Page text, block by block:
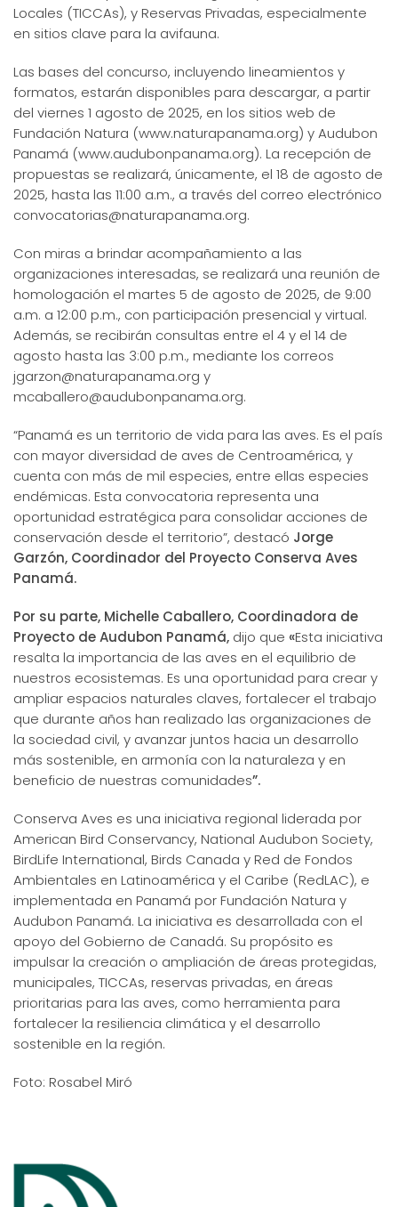
Locales (TICCAs), y Reservas Privadas, especialmente
en sitios clave para la avifauna.
Las bases del concurso, incluyendo lineamientos y
formatos, estarán disponibles para descargar, a partir
del viernes 1 agosto de 2025, en los sitios web de
Fundación Natura (www.naturapanama.org) y Audubon
Panamá (www.audubonpanama.org). La recepción de
propuestas se realizará, únicamente, el 18 de agosto de
2025, hasta las 11:00 a.m., a través del correo electrónico
convocatorias@naturapanama.org.
Con miras a brindar acompañamiento a las
organizaciones interesadas, se realizará una reunión de
homologación el martes 5 de agosto de 2025, de 9:00
a.m. a 12:00 p.m., con participación presencial y virtual.
Además, se recibirán consultas entre el 4 y el 14 de
agosto hasta las 3:00 p.m., mediante los correos
jgarzon@naturapanama.org y
mcaballero@audubonpanama.org.
“Panamá es un territorio de vida para las aves. Es el país
con mayor diversidad de aves de Centroamérica, y
cuenta con más de mil especies, entre ellas especies
endémicas. Esta convocatoria representa una
oportunidad estratégica para consolidar acciones de
conservación desde el territorio”, destacó Jorge
Garzón, Coordinador del Proyecto Conserva Aves
Panamá.
Por su parte, Michelle Caballero, Coordinadora de
Proyecto de Audubon Panamá, dijo que «Esta iniciativa
resalta la importancia de las aves en el equilibrio de
nuestros ecosistemas. Es una oportunidad para crear y
ampliar espacios naturales claves, fortalecer el trabajo
que durante años han realizado las organizaciones de
la sociedad civil, y avanzar juntos hacia un desarrollo
más sostenible, en armonía con la naturaleza y en
beneficio de nuestras comunidades”.
Conserva Aves es una iniciativa regional liderada por
American Bird Conservancy, National Audubon Society,
BirdLife International, Birds Canada y Red de Fondos
Ambientales en Latinoamérica y el Caribe (RedLAC), e
implementada en Panamá por Fundación Natura y
Audubon Panamá. La iniciativa es desarrollada con el
apoyo del Gobierno de Canadá. Su propósito es
impulsar la creación o ampliación de áreas protegidas,
municipales, TICCAs, reservas privadas, en áreas
prioritarias para las aves, como herramienta para
fortalecer la resiliencia climática y el desarrollo
sostenible en la región.
Foto: Rosabel Miró